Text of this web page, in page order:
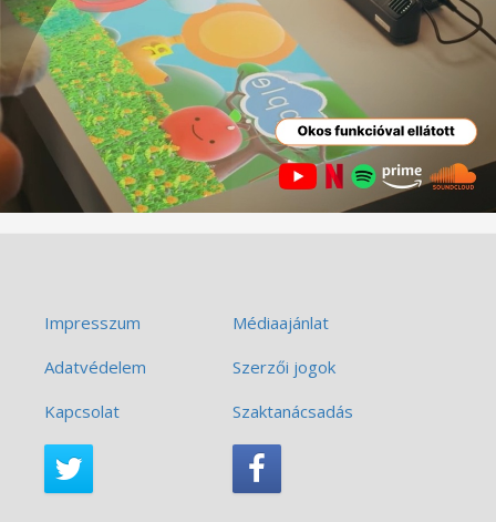
Impresszum
Médiaajánlat
Adatvédelem
Szerzői jogok
Kapcsolat
Szaktanácsadás